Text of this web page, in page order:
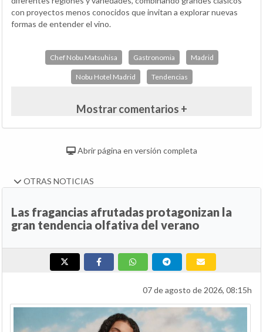
con proyectos menos conocidos que invitan a explorar nuevas
formas de entender el vino.
Chef Nobu Matsuhisa Gastronomia Madrid
Nobu Hotel Madrid Tendencias
Mostrar comentarios +
Abrir página en versión completa
OTRAS NOTICIAS
Las fragancias afrutadas protagonizan la
gran tendencia olfativa del verano
07 de agosto de 2026, 08:15h